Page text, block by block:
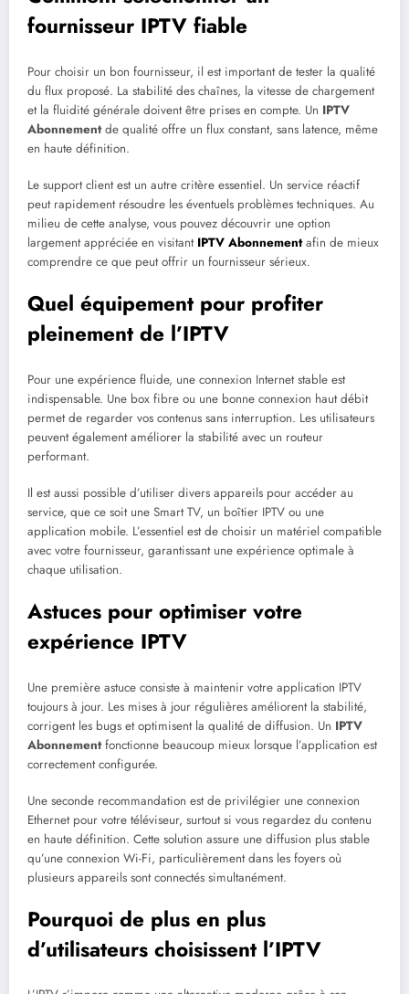
fournisseur IPTV fiable
Pour choisir un bon fournisseur, il est important de tester la qualité
du flux proposé. La stabilité des chaînes, la vitesse de chargement
et la fluidité générale doivent être prises en compte. Un IPTV
Abonnementde qualité offre un flux constant, sans latence, même
en haute définition.
Le support client est un autre critère essentiel. Un service réactif
peut rapidement résoudre les éventuels problèmes techniques. Au
milieu de cette analyse, vous pouvez découvrir une option
largement appréciée en visitant IPTV Abonnementafin de mieux
comprendre ce que peut offrir un fournisseur sérieux.
Quel équipement pour profiter
pleinement de l’IPTV
Pour une expérience fluide, une connexion Internet stable est
indispensable. Une box fibre ou une bonne connexion haut débit
permet de regarder vos contenus sans interruption. Les utilisateurs
peuvent également améliorer la stabilité avec un routeur
performant.
Il est aussi possible d’utiliser divers appareils pour accéder au
service, que ce soit une Smart TV, un boîtier IPTV ou une
application mobile. L’essentiel est de choisir un matériel compatible
avec votre fournisseur, garantissant une expérience optimale à
chaque utilisation.
Astuces pour optimiser votre
expérience IPTV
Une première astuce consiste à maintenir votre application IPTV
toujours à jour. Les mises à jour régulières améliorent la stabilité,
corrigent les bugs et optimisent la qualité de diffusion. Un IPTV
Abonnementfonctionne beaucoup mieux lorsque l’application est
correctement configurée.
Une seconde recommandation est de privilégier une connexion
Ethernet pour votre téléviseur, surtout si vous regardez du contenu
en haute définition. Cette solution assure une diffusion plus stable
qu’une connexion Wi-Fi, particulièrement dans les foyers où
plusieurs appareils sont connectés simultanément.
Pourquoi de plus en plus
d’utilisateurs choisissent l’IPTV